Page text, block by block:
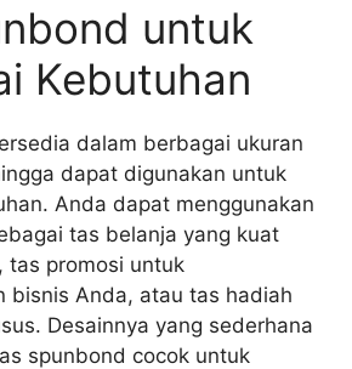
untuk
Kebutuhan
dalam berbagai ukuran
dapat digunakan untuk
Anda dapat menggunakan
tas belanja yang kuat
tas promosi untuk
bisnis Anda, atau tas hadiah
Desainnya yang sederhana
spunbond cocok untuk